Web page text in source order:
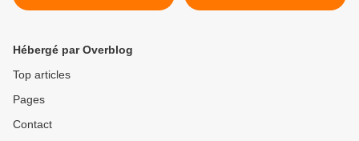
Hébergé par Overblog
Top articles
Pages
Contact